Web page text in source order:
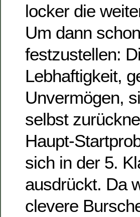
locker die
Um dann
festzustellen:
Lebhaftigkeit,
Unvermögen,
selbst
Haupt-
sich in der 5.
ausdrückt. Da
clevere